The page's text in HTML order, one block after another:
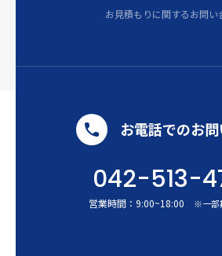
お見積もりに関するお問い
お電話でのお
042-513-
営業時間： 9:00~18:00 ※一部